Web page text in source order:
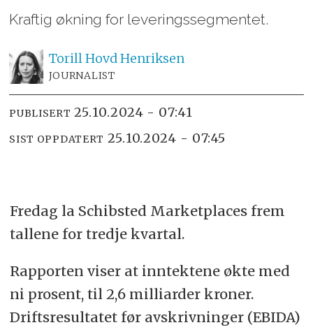
Kraftig økning for leveringssegmentet.
Torill HovdHenriksen
JOURNALIST
PUBLISERT 25.10.2024 - 07:41
SIST OPPDATERT 25.10.2024 - 07:45
Fredag la Schibsted Marketplaces frem
tallene for tredje kvartal.
Rapporten viser at inntektene økte med
ni prosent, til 2,6 milliarder kroner.
Driftsresultatet før avskrivninger (EBIDA)